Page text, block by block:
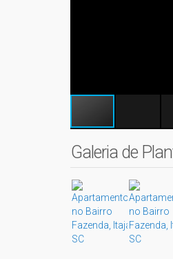
Galeria de